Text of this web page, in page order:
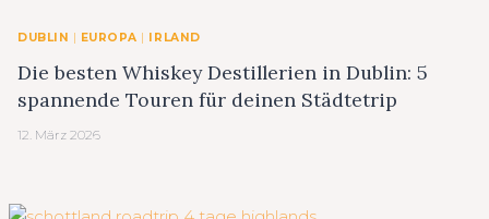
DUBLIN EUROPA IRLAND
Die besten Whiskey Destillerien in Dublin: 5
spannende Touren für deinen Städtetrip
12. März 2026